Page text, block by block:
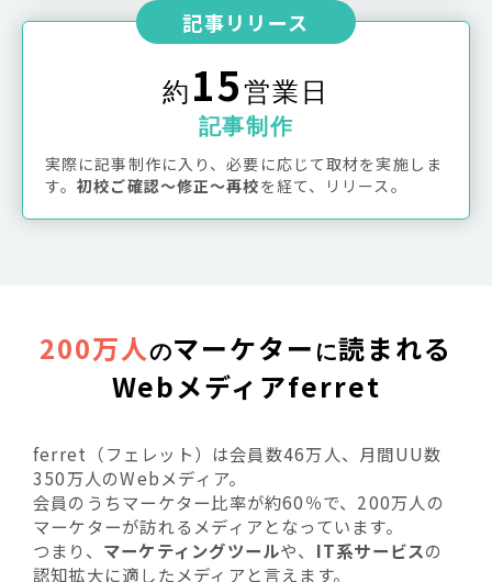
約 15営業日
記事制作
実際に記事制作に入り、必要に応じて取材を実施しま
す。初校ご確認〜修正〜再校を経て、リリース。
記事リリース
200万人のマーケター に読まれる
Webメディアferret
ferret（フェレット）は会員数46万人、月間UU数
350万人のWebメディア。
会員のうちマーケター比率が約60％で、200万人の
マーケターが訪れるメディアとなっています。
つまり、 マーケティングツールや、 IT系サービスの
認知拡大に適したメディアと言えます。